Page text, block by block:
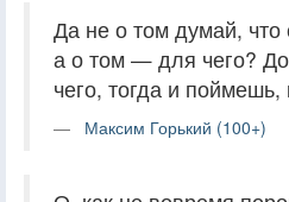
Да не о том думай, что
а о том — для чего?
чего, тогда и поймешь,
Максим Горький (100+)